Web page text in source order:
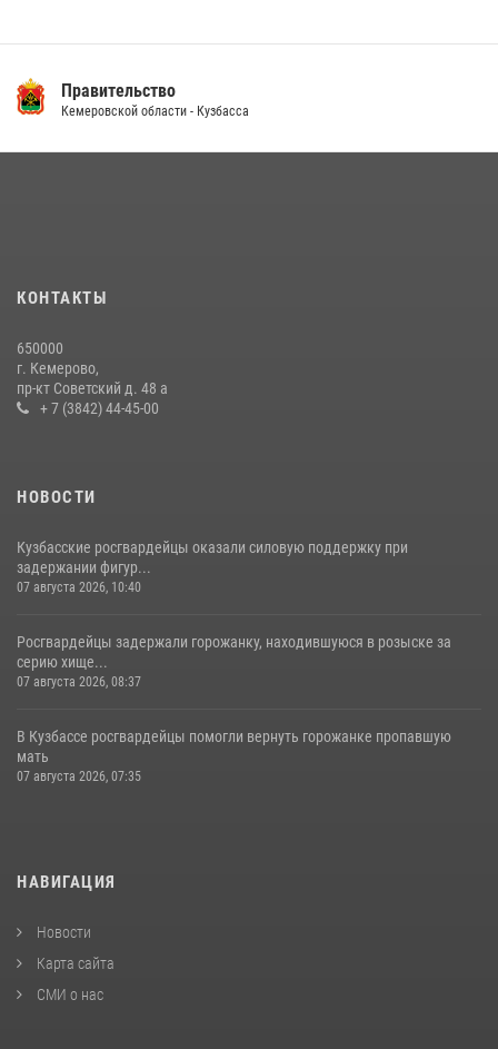
14 июля 2026, 08:52 1
20 июля 2026, 10:54
с покупками
20 июля 2026, 08:52
Правительство
Кемеровской области - Кузбасса
КОНТАКТЫ
650000
г. Кемерово,
пр-кт Советский д. 48 а
+ 7 (3842) 44-45-00
НОВОСТИ
Кузбасские росгвардейцы оказали силовую поддержку при
задержании фигур...
07 августа 2026, 10:40
Росгвардейцы задержали горожанку, находившуюся в розыске за
серию хище...
07 августа 2026, 08:37
В Кузбассе росгвардейцы помогли вернуть горожанке пропавшую
мать
07 августа 2026, 07:35
НАВИГАЦИЯ
Новости
Карта сайта
СМИ о нас